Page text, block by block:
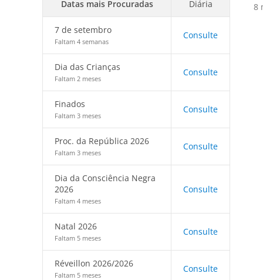
Datas mais Procuradas Diária
7 de setembro
Faltam 4 semanas
Consulte
Dia das Crianças
Faltam 2 meses
Consulte
Finados
Faltam 3 meses
Consulte
Proc. da República 2026
Faltam 3 meses
Consulte
Dia da Consciência Negra
2026
Faltam 4 meses
Consulte
Natal 2026
Faltam 5 meses
Consulte
Réveillon 2026/2026
Faltam 5 meses
Consulte
8